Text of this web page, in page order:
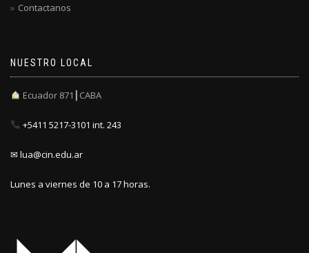
Contactanos
NUESTRO LOCAL
Ecuador 871┃CABA
+5411 5217-3101 int. 243
✉ lua@cin.edu.ar
Lunes a viernes de 10 a 17 horas.